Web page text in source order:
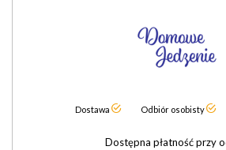
Dostawa Odbiór osobisty
Dostępna płatność przy